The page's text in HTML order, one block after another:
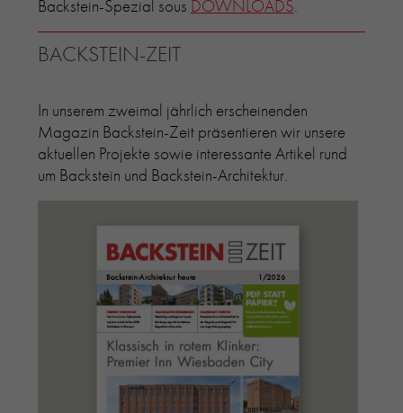
Backstein-Spezial sous DOWNLOADS.
BACKSTEIN-ZEIT
In unserem zweimal jährlich erscheinenden
Magazin Backstein-Zeit präsentieren wir unsere
aktuellen Projekte sowie interessante Artikel rund
um Backstein und Backstein-Architektur.